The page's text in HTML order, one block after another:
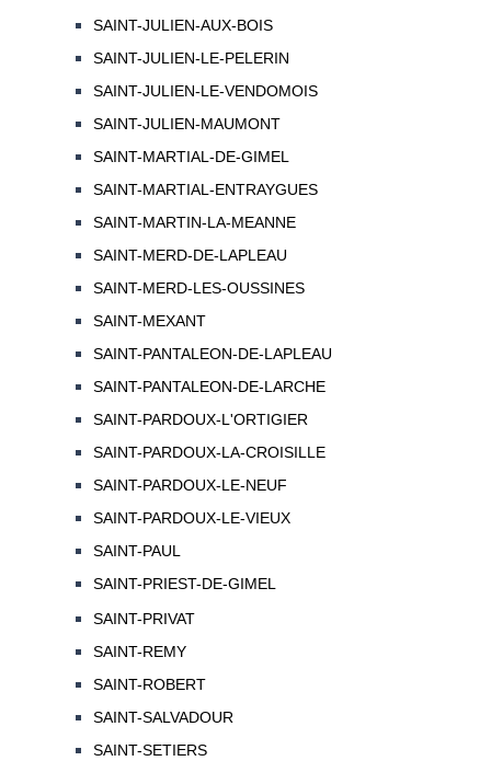
SAINT-JULIEN-AUX-BOIS
SAINT-JULIEN-LE-PELERIN
SAINT-JULIEN-LE-VENDOMOIS
SAINT-JULIEN-MAUMONT
SAINT-MARTIAL-DE-GIMEL
SAINT-MARTIAL-ENTRAYGUES
SAINT-MARTIN-LA-MEANNE
SAINT-MERD-DE-LAPLEAU
SAINT-MERD-LES-OUSSINES
SAINT-MEXANT
SAINT-PANTALEON-DE-LAPLEAU
SAINT-PANTALEON-DE-LARCHE
SAINT-PARDOUX-L'ORTIGIER
SAINT-PARDOUX-LA-CROISILLE
SAINT-PARDOUX-LE-NEUF
SAINT-PARDOUX-LE-VIEUX
SAINT-PAUL
SAINT-PRIEST-DE-GIMEL
SAINT-PRIVAT
SAINT-REMY
SAINT-ROBERT
SAINT-SALVADOUR
SAINT-SETIERS